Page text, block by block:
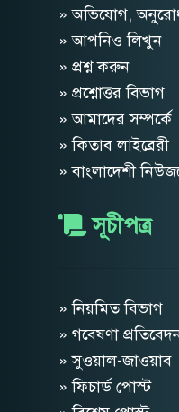
» অভিযোগ,
» আপনিও লিখুন
» প্রশ্ন করুন
» প্রশ্নোত্তর বিভাগ
» আমাদের সম্পর্কে
» কিতাব লাইব্রেরী
» বাংলাদেশী
সূচীপত্র
» নিয়মিত বিভাগ
» গবেষণা
» সুওয়াল-জাওয়াব
» ফিচার্ড পোস্ট